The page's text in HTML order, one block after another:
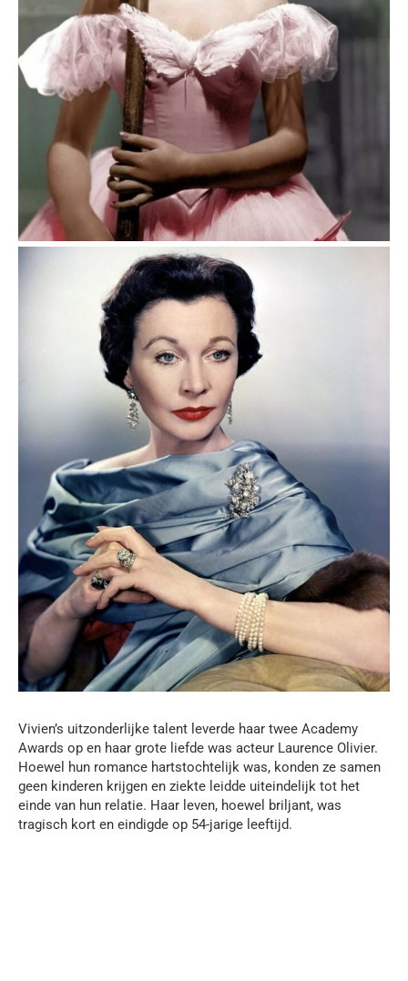
Vivien’s uitzonderlijke talent leverde haar twee Academy
Awards op en haar grote liefde was acteur Laurence Olivier.
Hoewel hun romance hartstochtelijk was, konden ze samen
geen kinderen krijgen en ziekte leidde uiteindelijk tot het
einde van hun relatie. Haar leven, hoewel briljant, was
tragisch kort en eindigde op 54-jarige leeftijd.